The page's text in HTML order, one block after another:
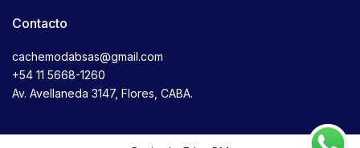
Contacto
cachemodabsas@gmail.com
+54 11 5668-1260
Av. Avellaneda 3147, Flores, CABA.